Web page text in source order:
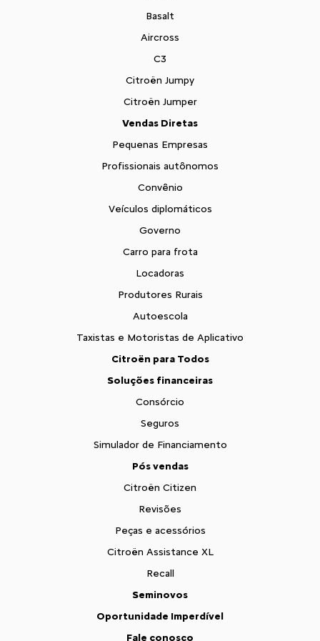
Basalt
Aircross
C3
Citroën Jumpy
Citroën Jumper
Vendas Diretas
Pequenas Empresas
Profissionais autônomos
Convênio
Veículos diplomáticos
Governo
Carro para frota
Locadoras
Produtores Rurais
Autoescola
Taxistas e Motoristas de Aplicativo
Citroën para Todos
Soluções financeiras
Consórcio
Seguros
Simulador de Financiamento
Pós vendas
Citroën Citizen
Revisões
Peças e acessórios
Citroën Assistance XL
Recall
Seminovos
Oportunidade Imperdível
Fale conosco